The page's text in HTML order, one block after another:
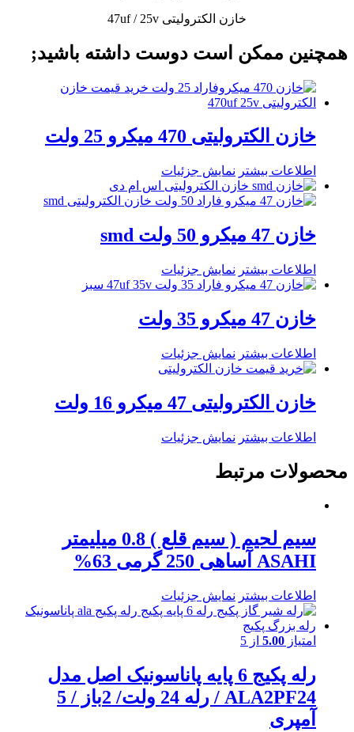
خازن الکترولیتی 47uf / 25v
همچنین ممکن است دوست داشته باشید;
خازن الکترولیتی 470 میکرو 25 ولت
اطلاعات بیشتر نمایش جزئیات
خازن 47 میکرو 50 ولت smd
اطلاعات بیشتر نمایش جزئیات
خازن 47 میکرو 35 ولت
اطلاعات بیشتر نمایش جزئیات
خازن الکترولیتی 47 میکرو 16 ولت
اطلاعات بیشتر نمایش جزئیات
محصولات مرتبط
سیم لحیم ( سیم قلع ) 0.8 میلیمتر
ASAHI آساهی 250 گرمی 63%
اطلاعات بیشتر نمایش جزئیات
امتیاز 5.00 از 5
رله پکیج 6 پایه پاناسونیک اصل مدل
ALA2PF24 / رله 24 ولت/ 2باز / 5
آمپری